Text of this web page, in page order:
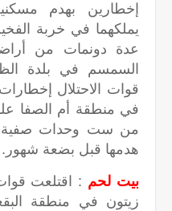
إخطارين بهدم
يملكهما في خربة
عدة دونمات من
السمسم في بلدة
قوات الاحتلال
في منطقة أم الصفا
من ست وحدات صفية
هدمها قبل بضعة شهور.
بيت لحم
زيتون في منطقة